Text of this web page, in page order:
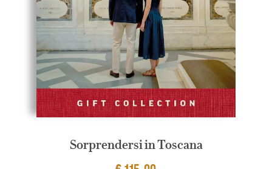
Sorprendersi in Toscana